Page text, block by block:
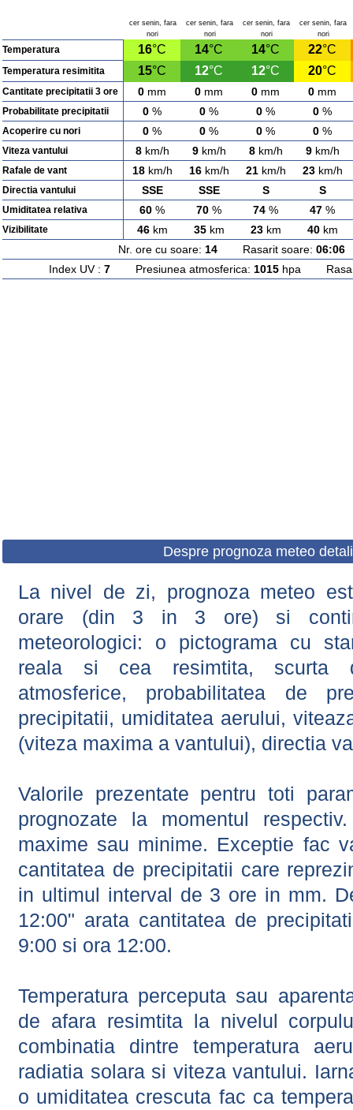
cer senin, fara
nori
cer senin, fara
nori
cer senin, fara
nori
cer senin, fara
nori
Temperatura 16°C 14°C 14°C 22°C
Temperatura resimitita 15°C 12°C 12°C 20°C
Cantitate precipitatii 3 ore 0 mm 0 mm 0 mm 0 mm
Probabilitate precipitatii 0 % 0 % 0 % 0 %
Acoperire cu nori 0 % 0 % 0 % 0 %
Viteza vantului 8km/h 9km/h 8km/h 9km/h
Rafale de vant 18km/h 16km/h 21km/h 23km/h
Directia vantului SSE SSE S S
Umiditatea relativa 60 % 70 % 74 % 47 %
Vizibilitate 46km 35km 23km 40km
Nr. ore cu soare: 14Rasarit soare: 06:06
Index UV : 7Presiunea atmosferica: 1015hpa
Despre prognoza meteo
La nivel de zi, prognoza meteo
orare (din 3 in 3 ore) si
meteorologici: o pictograma cu
reala si cea resimtita, scurta
atmosferice, probabilitatea de
precipitatii, umiditatea aerului,
(viteza maxima a vantului), directia
Valorile prezentate pentru toti
prognozate la momentul
maxime sau minime. Exceptie fac
cantitatea de precipitatii care
in ultimul interval de 3 ore in mm.
12:00" arata cantitatea de
9:00 si ora 12:00.
Temperatura perceputa sau
de afara resimtita la nivelul
combinatia dintre temperatura
radiatia solara si viteza vantului.
o umiditatea crescuta fac ca